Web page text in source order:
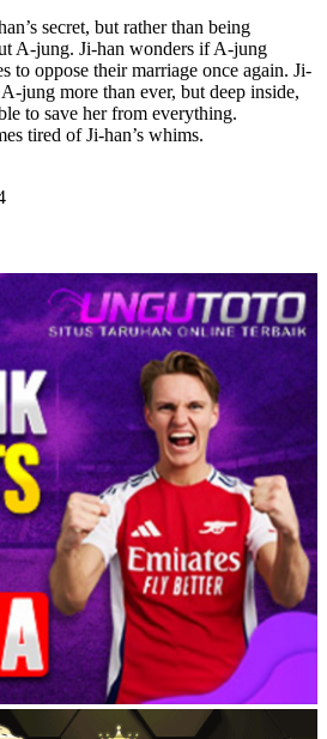
secret, but rather than being
A-jung. Ji-han wonders if A-jung
to oppose their marriage once again. Ji-
A-jung more than ever, but deep inside,
to save her from everything.
tired of Ji-han’s whims.